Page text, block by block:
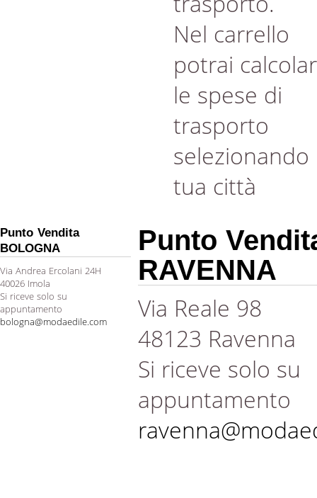
Nel carrello
potrai
le spese di
trasporto
selezionando
tua città
Punto Vendita
BOLOGNA
Via Andrea Ercolani 24H
40026 Imola
Si riceve solo su
appuntamento
bologna@modaedile.com
Punto
RAVENNA
Via Reale 98
48123 Ravenna
Si riceve solo su
appuntamento